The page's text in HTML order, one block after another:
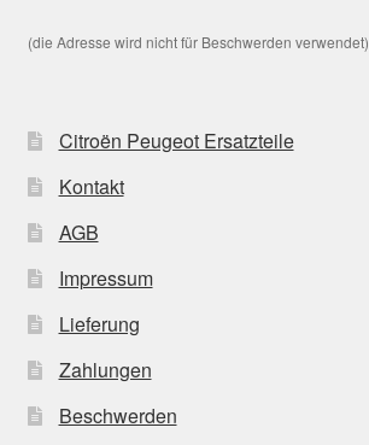
(die Adresse wird nicht für Beschwerden verwendet)
Citroën Peugeot Ersatzteile
Kontakt
AGB
Impressum
Lieferung
Zahlungen
Beschwerden